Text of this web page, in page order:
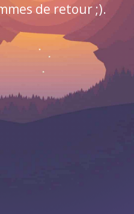
de retour ;).